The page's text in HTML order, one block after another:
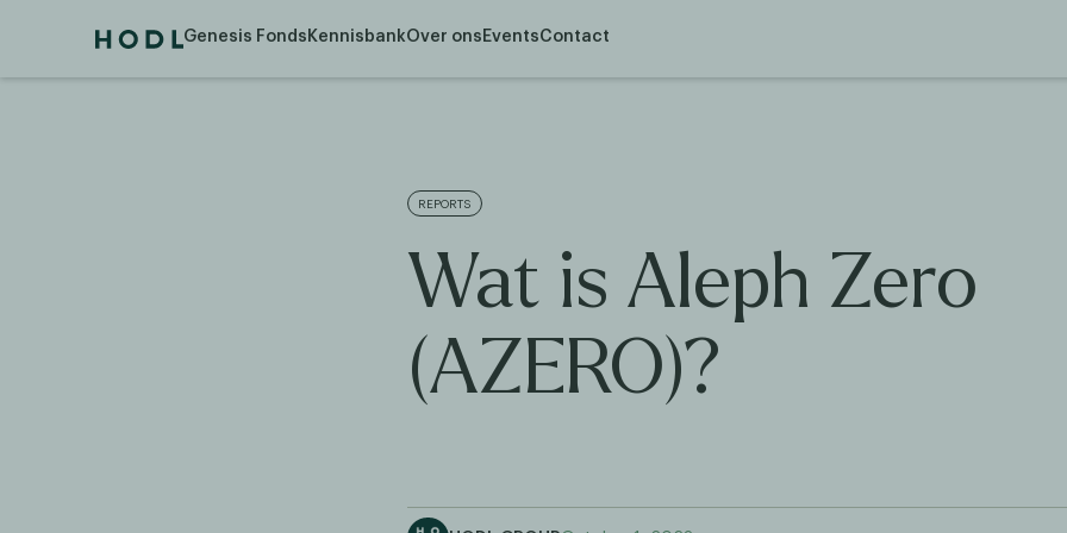
Genesis Fonds KennisbankOver ons EventsContact
REPORTS
Wat is Aleph Zero
(AZERO)?